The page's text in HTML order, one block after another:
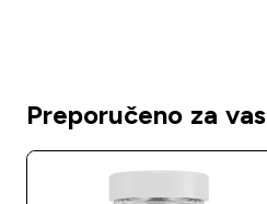
Preporučeno za vas